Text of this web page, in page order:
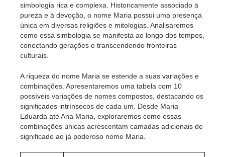
simbologia rica e complexa. Historicamente associado à
pureza e à devoção, o nome Maria possui uma presença
única em diversas religiões e mitologias. Analisaremos
como essa simbologia se manifesta ao longo dos tempos,
conectando gerações e transcendendo fronteiras
culturais.
A riqueza do nome Maria se estende a suas variações e
combinações. Apresentaremos uma tabela com 10
possíveis variações de nomes compostos, destacando os
significados intrínsecos de cada um. Desde Maria
Eduarda até Ana Maria, exploraremos como essas
combinações únicas acrescentam camadas adicionais de
significado ao já poderoso nome Maria.